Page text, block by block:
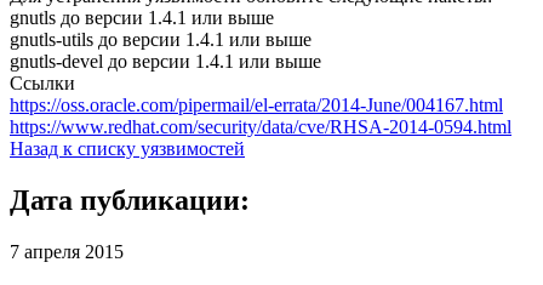
gnutls до версии 1.4.1 или выше
gnutls-utils до версии 1.4.1 или выше
gnutls-devel до версии 1.4.1 или выше
Ссылки
https://oss.oracle.com/pipermail/el-errata/2014-June/004167.html
https://www.redhat.com/security/data/cve/RHSA-2014-0594.html
Назад к списку уязвимостей
Дата публикации:
7 апреля 2015